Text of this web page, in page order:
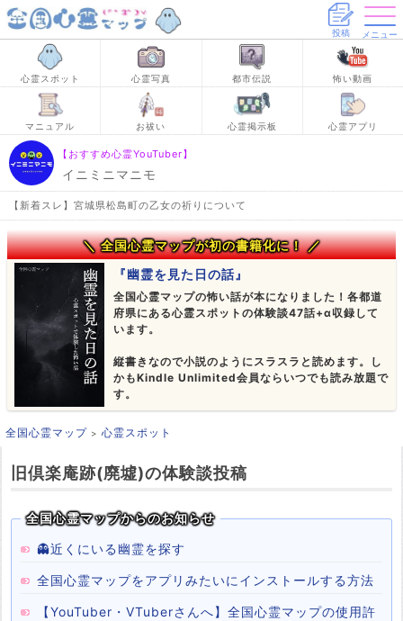
投稿 メニュー
心霊スポット 心霊写真 都市伝説 怖い動画
マニュアル お祓い 心霊掲示板 心霊アプリ
【おすすめ心霊YouTuber】
イニミニマニモ
【新着スレ】宮城県松島町の乙女の祈りについて
＼ 全国心霊マップが初の書籍化に！ ／
『幽霊を見た日の話』
全国心霊マップの怖い話が本になりました！各都道
府県にある心霊スポットの体験談47話+α収録して
います。
縦書きなので小説のようにスラスラと読めます。し
かもKindle Unlimited会員ならいつでも読み放題で
す。
全国心霊マップ 心霊スポット
旧倶楽庵跡(廃墟)の体験談投稿
全国心霊マップからのお知らせ
👻近くにいる幽霊を探す
全国心霊マップをアプリみたいにインストールする方法
【YouTuber・VTuberさんへ】全国心霊マップの使用許